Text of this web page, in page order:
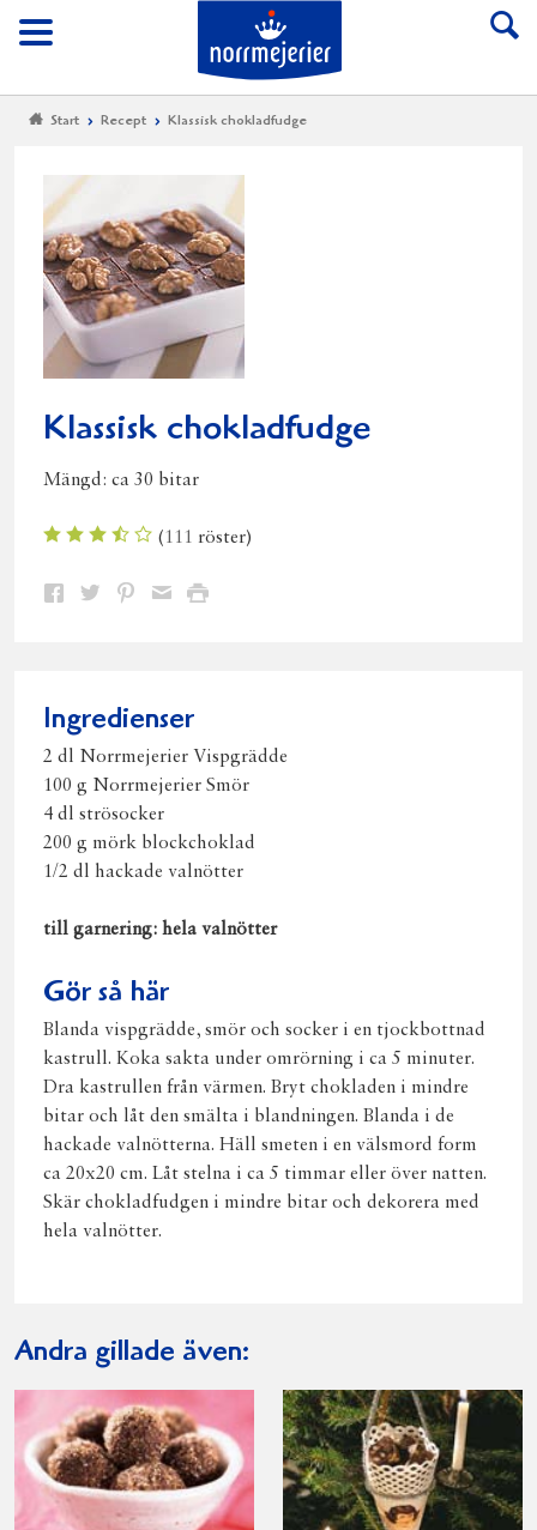
Meny
Till Norrmejerier
Start Recept Klassisk chokladfudge
Klassisk chokladfudge
Mängd: ca 30 bitar
(111 röster)
Dela Dela Dela DelaSkriv
Ingredienser
2 dl Norrmejerier Vispgrädde
100 g Norrmejerier Smör
4 dl strösocker
200 g mörk blockchoklad
1/2 dl hackade valnötter
till garnering: hela valnötter
Gör så här
Blanda vispgrädde, smör och socker i en tjockbottnad
kastrull. Koka sakta under omrörning i ca 5 minuter.
Dra kastrullen från värmen. Bryt chokladen i mindre
bitar och låt den smälta i blandningen. Blanda i de
hackade valnötterna. Häll smeten i en välsmord form
ca 20x20 cm. Låt stelna i ca 5 timmar eller över natten.
Skär chokladfudgen i mindre bitar och dekorera med
hela valnötter.
Andra gillade även: